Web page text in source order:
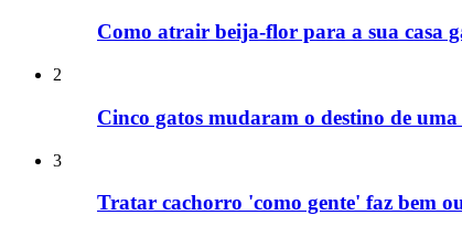
Como atrair beija-flor para a sua casa
2
Cinco gatos mudaram o destino de
3
Tratar cachorro 'como gente' faz bem